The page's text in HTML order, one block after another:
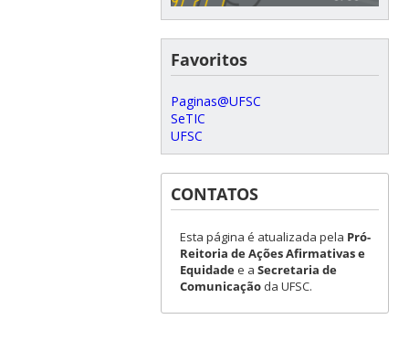
Favoritos
Paginas@UFSC
SeTIC
UFSC
CONTATOS
Esta página é atualizada pela Pró-
Reitoria de Ações Afirmativas e
Equidadee a Secretaria de
Comunicaçãoda UFSC.